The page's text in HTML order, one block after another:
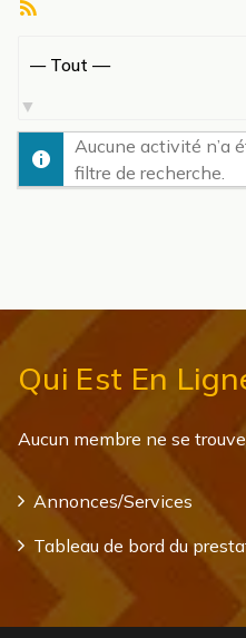
par
activité:
Aucune activité n’a
filtre de recherche.
Qui Est En
Aucun membre ne se
Annonces/Services
Tableau de bord du